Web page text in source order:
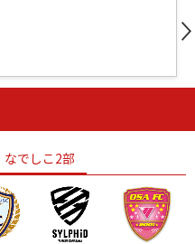
石人の星
静岡 愛媛Ｌ
なでしこ2部